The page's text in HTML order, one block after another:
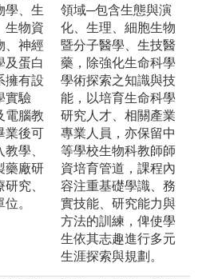
學、生
生物資
、神經
及蛋白
擁有設
實驗
電腦教
業後可
學、
藥廠研
究、
。
領域─包含生態與演
化、生理、細胞生物
暨分子醫學、生技醫
藥，除強化生命科學
學術探索之知識與技
能，以培育生命科學
研究人才、相關產業
專業人員，亦保留中
等學校生物科教師師
資培育管道，課程內
容注重基礎學識、務
實技能、研究能力與
方法的訓練，俾使學
生依其志趣進行多元
生涯探索與規劃。